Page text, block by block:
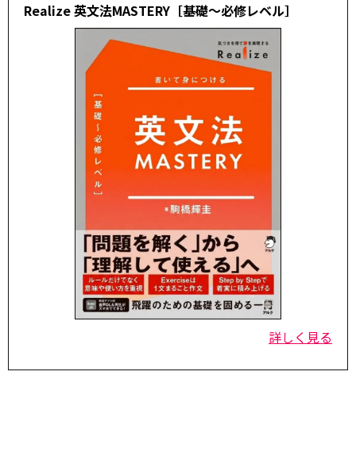
Realize 英文法MASTERY［基礎～必修レベル］
詳しく見る